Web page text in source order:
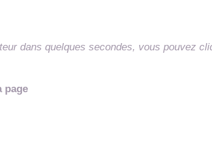
dans quelques secondes, vous pouvez
page